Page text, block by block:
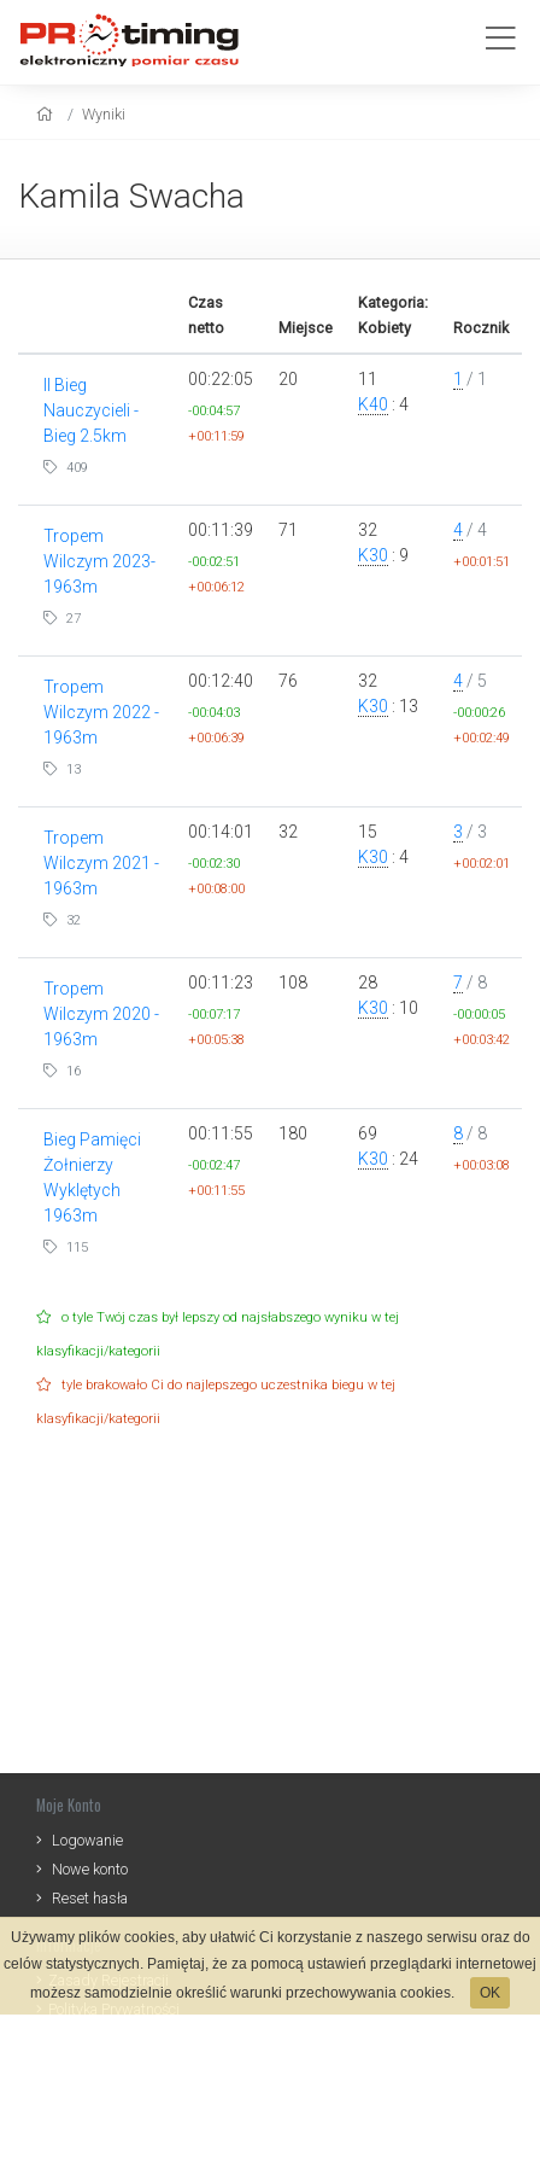
Wyniki
Kamila Swacha
Czas
netto
Miejsce
Kategoria:
Kobiety
Rocznik
II Bieg
Nauczycieli -
Bieg 2.5km
409
00:22:05
-00:04:57
+00:11:59
20
11
K40 : 4
1 / 1
Tropem
Wilczym 2023-
1963m
27
00:11:39
-00:02:51
+00:06:12
71
32
K30 : 9
4 / 4
+00:01:51
Tropem
Wilczym 2022 -
1963m
13
00:12:40
-00:04:03
+00:06:39
76
32
K30 : 13
4 / 5
-00:00:26
+00:02:49
Tropem
Wilczym 2021 -
1963m
32
00:14:01
-00:02:30
+00:08:00
32
15
K30 : 4
3 / 3
+00:02:01
Tropem
Wilczym 2020 -
1963m
16
00:11:23
-00:07:17
+00:05:38
108
28
K30 : 10
7 / 8
-00:00:05
+00:03:42
Bieg Pamięci
Żołnierzy
Wyklętych
1963m
115
00:11:55
-00:02:47
+00:11:55
180
69
K30 : 24
8 / 8
+00:03:08
o tyle Twój czas był lepszy od najsłabszego wyniku w tej
klasyfikacji/kategorii
tyle brakowało Ci do najlepszego uczestnika biegu w tej
klasyfikacji/kategorii
Moje Konto
Logowanie
Nowe konto
Reset hasła
Informacje
Używamy plików cookies, aby ułatwić Ci korzystanie z naszego serwisu oraz do
celów statystycznych. Pamiętaj, że za pomocą ustawień przeglądarki internetowej
możesz samodzielnie określić warunki przechowywania cookies.
OK